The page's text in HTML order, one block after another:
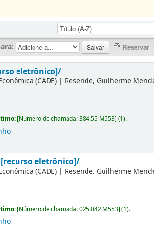
eletrônico]/
(CADE) | Resende, Guilherme
[Número de chamada:384.55 M553](1).
eletrônico]/
(CADE) | Resende, Guilherme
[Número de chamada:025.042 M553](1).